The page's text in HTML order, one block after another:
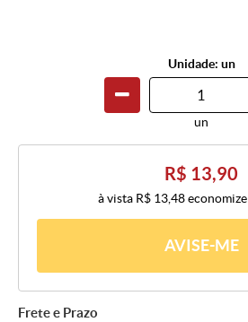
Unidade: un
un
R$ 13,90
à vista R$ 13,48economize
AVISE-ME
Frete e Prazo